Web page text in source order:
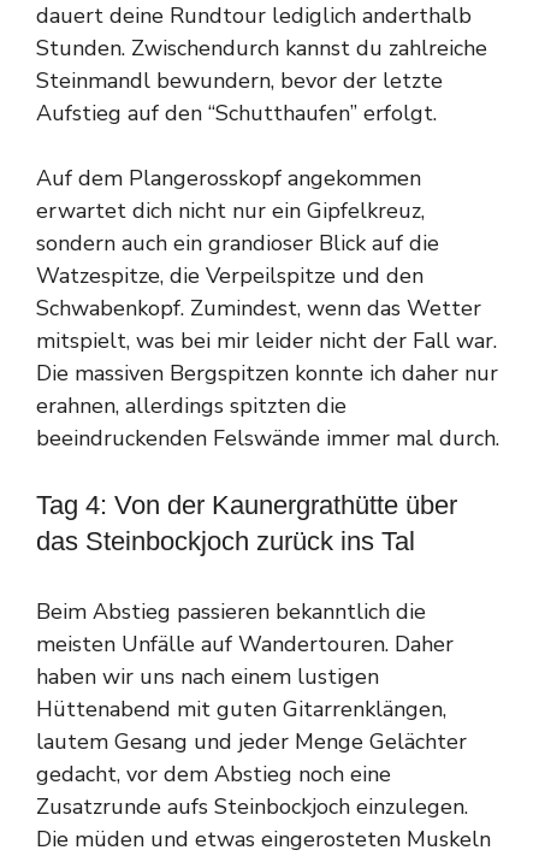
dauert deine Rundtour lediglich anderthalb
Stunden. Zwischendurch kannst du zahlreiche
Steinmandl bewundern, bevor der letzte
Aufstieg auf den “Schutthaufen” erfolgt.
Auf dem Plangerosskopf angekommen
erwartet dich nicht nur ein Gipfelkreuz,
sondern auch ein grandioser Blick auf die
Watzespitze, die Verpeilspitze und den
Schwabenkopf. Zumindest, wenn das Wetter
mitspielt, was bei mir leider nicht der Fall war.
Die massiven Bergspitzen konnte ich daher nur
erahnen, allerdings spitzten die
beeindruckenden Felswände immer mal durch.
Tag 4: Von der Kaunergrathütte über
das Steinbockjoch zurück ins Tal
Beim Abstieg passieren bekanntlich die
meisten Unfälle auf Wandertouren. Daher
haben wir uns nach einem lustigen
Hüttenabend mit guten Gitarrenklängen,
lautem Gesang und jeder Menge Gelächter
gedacht, vor dem Abstieg noch eine
Zusatzrunde aufs Steinbockjoch einzulegen.
Die müden und etwas eingerosteten Muskeln